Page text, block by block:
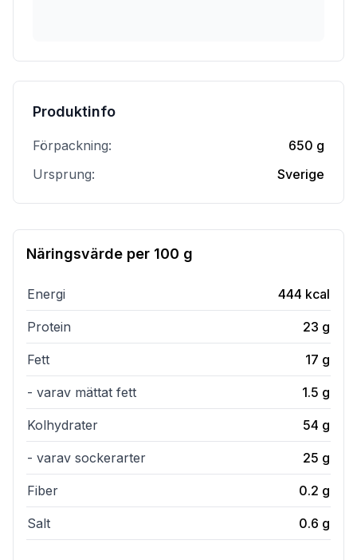
Produktinfo
Förpackning:
650 g
Ursprung:
Sverige
Näringsvärde per 100 g
Energi 444 kcal
Protein 23 g
Fett 17 g
- varav mättat fett 1.5 g
Kolhydrater 54 g
- varav sockerarter 25 g
Fiber 0.2 g
Salt 0.6 g